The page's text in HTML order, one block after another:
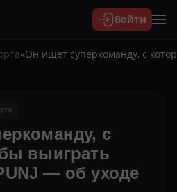
Войти
«Он ищет суперкоманду, с
с
выиграть
— об уходе